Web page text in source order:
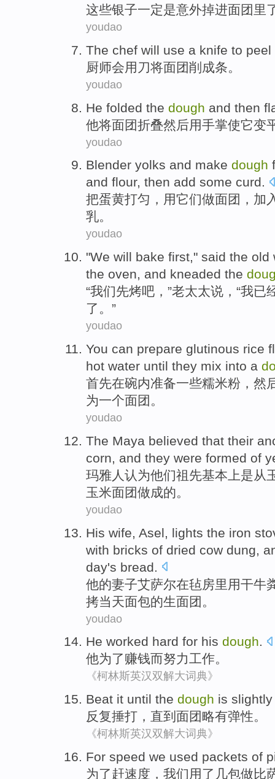
这些银子一定是意外掉进面团 里
youdao
The chef will use a knife to peel
厨师会用 刀将面团削 成条。
youdao
He folded the dough and then
他将面团折叠然后用手掌使它变
youdao
Blender yolks and make dough
and flour, then add some curd.
把蛋黄打匀，用它们做面团 ， 加
乳。
youdao
"We will bake first," said the old
the oven, and kneaded the
“我们先烤吧，”老太太说 ，“我已
了。”
youdao
You can prepare glutinous rice
hot water until they mix into a
首先在碗内准备一些糯米粉 ， 然
为一个面团。
youdao
The Maya believed that their
corn, and they were formed of
玛雅人 认为他们祖先基本上是从
玉米面团做成的。
youdao
His wife , Asel, lights the iron
with bricks of dried cow dung,
day's bread
他的妻子艾萨尔在毡房里 用干牛
拷当天面包的生面团 。
youdao
He worked hard for his dough.
他为了赚钱而努力工作。
《柯林斯英汉双解大词典》
Beat it until the dough is slightly
反复捶打， 直到 面团略有弹性。
《柯林斯英汉双解大词典》
For speed we used packets of
为了赶速度 ， 我们用了几包做比